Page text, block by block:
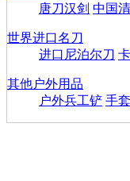
唐刀汉剑 中国
世界进口名刀
进口尼泊尔刀
其他户外用品
户外兵工铲 手